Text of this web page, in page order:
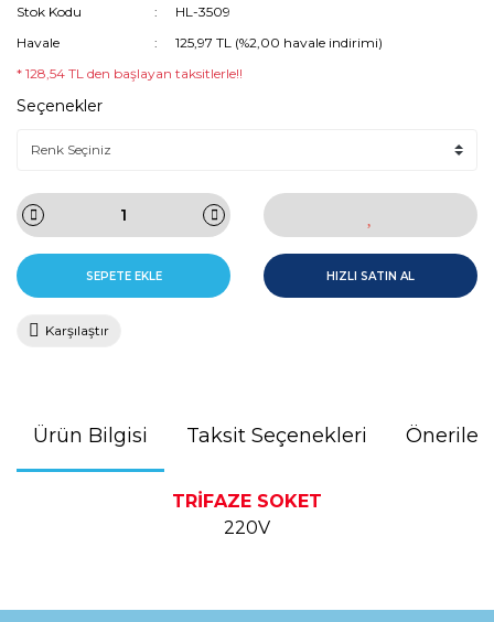
Stok Kodu
HL-3509
Havale
125,97 TL (%2,00 havale indirimi)
* 128,54 TL den başlayan taksitlerle!!
Seçenekler
SEPETE EKLE HIZLI SATIN AL
Karşılaştır
Ürün Bilgisi Taksit Seçenekleri
TRİFAZE SOKET
220V
konularda yetersiz gördüğünüz noktaları öneri formunu